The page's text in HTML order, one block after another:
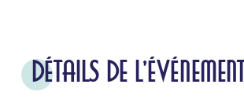
DÉTAILS DE L'ÉVÉNEMENT